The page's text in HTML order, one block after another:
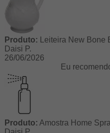
Produto: Leiteira New Bone
Daisi P.
26/06/2026
Eu
Produto: Amostra Home